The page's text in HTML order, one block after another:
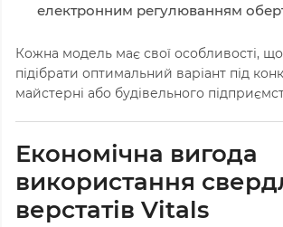
електронним регулюванням
Кожна модель має свої особливості,
підібрати оптимальний варіант під
майстерні або будівельного
Економічна вигода
використання
верстатів Vitals